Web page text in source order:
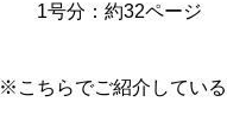
1号分：約32ページ
※こちらでご紹介してい